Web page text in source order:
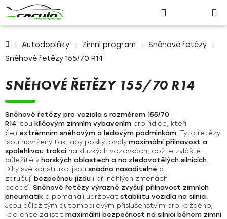
Přihlášení
košík
Autodoplňky Zimní program
Sněhové řetězy
Sněhové řetězy 155/70 R14
SNĚHOVÉ ŘETĚZY 155/70 R14
Sněhové řetězy pro vozidla s rozměrem 155/70
R14 jsou klíčovým zimním vybavením pro řidiče, kteří
čelí extrémním sněhovým a ledovým podmínkám. Tyto řetězy
jsou navrženy tak, aby poskytovaly maximální přilnavost a
spolehlivou trakci na kluzkých vozovkách, což je zvláště
důležité v horských oblastech a na zledovatělých silnicích.
Díky své konstrukci jsou snadno nasaditelné a
zaručují bezpečnou jízdu i při náhlých změnách
počasí. Sněhové řetězy výrazně zvyšují přilnavost zimních
pneumatik a pomáhají udržovat stabilitu vozidla na silnici.
Jsou důležitým automobilovým příslušenstvím pro každého,
kdo chce zajistit maximální bezpečnost na silnici během zimní